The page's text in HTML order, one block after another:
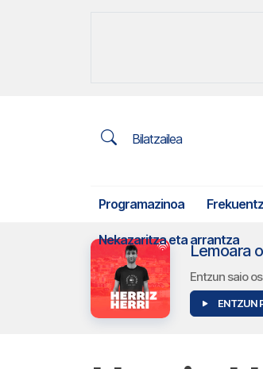
Bilatzailea
Programazinoa
Nekazaritza eta arrantza
Lemoara
Entzun saio
ENTZUN